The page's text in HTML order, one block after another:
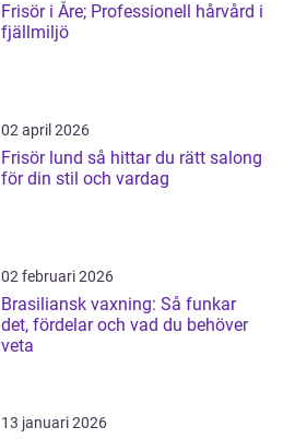
Frisör i Åre; Professionell hårvård i
fjällmiljö
02 april 2026
Frisör lund så hittar du rätt salong
för din stil och vardag
02 februari 2026
Brasiliansk vaxning: Så funkar
det, fördelar och vad du behöver
veta
13 januari 2026